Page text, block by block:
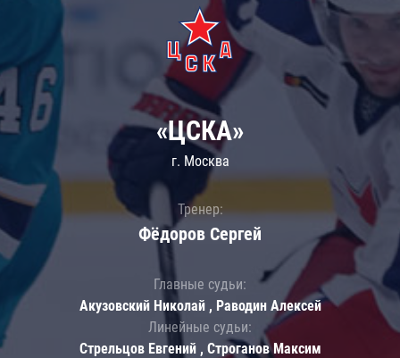
«ЦСКА»
г. Москва
Тренер:
Фёдоров Сергей
Главные судьи:
Акузовский Николай , Раводин Алексей
Линейные судьи:
Стрельцов Евгений , Строганов Максим